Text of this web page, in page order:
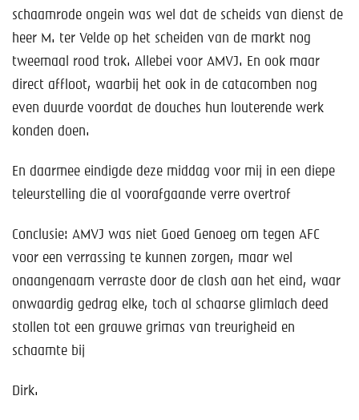
schaamrode ongein was wel dat de scheids van dienst de
heer M. ter Velde op het scheiden van de markt nog
tweemaal rood trok. Allebei voor AMVJ. En ook maar
direct affloot, waarbij het ook in de catacomben nog
even duurde voordat de douches hun louterende werk
konden doen.
En daarmee eindigde deze middag voor mij in een diepe
teleurstelling die al voorafgaande verre overtrof
Conclusie: AMVJ was niet Goed Genoeg om tegen AFC
voor een verrassing te kunnen zorgen, maar wel
onaangenaam verraste door de clash aan het eind, waar
onwaardig gedrag elke, toch al schaarse glimlach deed
stollen tot een grauwe grimas van treurigheid en
schaamte bij
Dirk.